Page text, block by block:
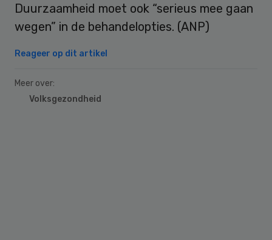
Duurzaamheid moet ook “serieus mee gaan
wegen” in de behandelopties. (ANP)
Reageer op dit artikel
Meer over:
Volksgezondheid